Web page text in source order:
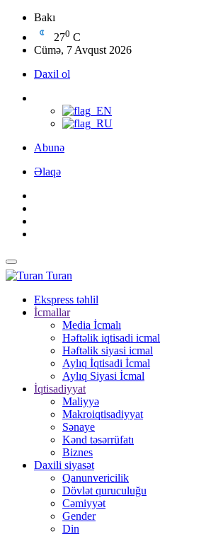
Bakı
270 C
Cümə, 7 Avqust 2026
Daxil ol
Abunə
Əlaqə
Turan
Ekspress təhlil
İcmallar
Media İcmalı
Həftəlik iqtisadi icmal
Həftəlik siyasi icmal
Aylıq İqtisadi İcmal
Aylıq Siyasi İcmal
İqtisadiyyat
Maliyyə
Makroiqtisadiyyat
Sənaye
Kənd təsərrüfatı
Biznes
Daxili siyasət
Qanunvericilik
Dövlət quruculuğu
Cəmiyyət
Gender
Din